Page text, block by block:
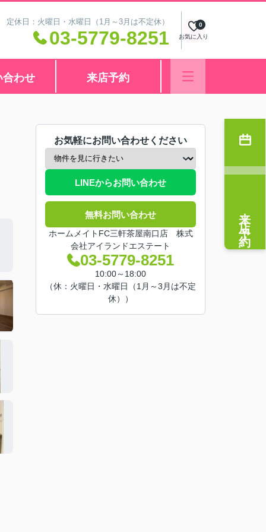
休日：火曜日・水曜日（1月～3月は不定休）
03-5779-8251 お気に入り
0
合わせ 来店予約
お気軽にお問い合わせください
LINEからお問い合わせ
無料お問い合わせ
ホームメイトFC三軒茶屋南口店 株式
会社アイランドエステート
03-5779-8251
10:00～18:00
（休：火曜日・水曜日（1月～3月は不定
休））
来店予約